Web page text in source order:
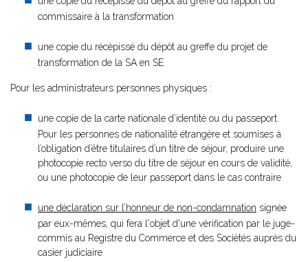
commissaire à la transformation
une copie du récépissé du dépôt au greffe du projet de
transformation de la SA en SE
Pour les administrateurs personnes physiques :
une copie de la carte nationale d’identité ou du passeport.
Pour les personnes de nationalité étrangère et soumises à
l’obligation d’être titulaires d’un titre de séjour, produire une
photocopie recto verso du titre de séjour en cours de validité,
ou une photocopie de leur passeport dans le cas contraire
une déclaration sur l’honneur de non-condamnation signée
par eux-mêmes, qui fera l'objet d'une vérification par le juge-
commis au Registre du Commerce et des Sociétés auprès du
casier judiciaire